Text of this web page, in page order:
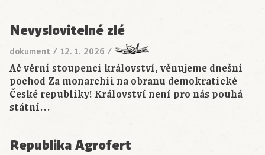
Nevyslovitelné zlé
dokument / 12. 1. 2026 /
Ač věrní stoupenci království, věnujeme dnešní
pochod Za monarchii na obranu demokratické
České republiky! Království není pro nás pouhá
státní…
Republika Agrofert